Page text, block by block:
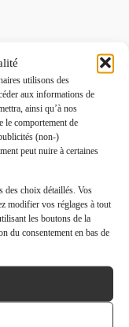
utilisons des
aux informations de
ainsi qu’à nos
le comportement de
(non-)
peut nuire à certaines
des choix détaillés. Vos
modifier vos réglages à tout
les boutons de la
du consentement en bas de